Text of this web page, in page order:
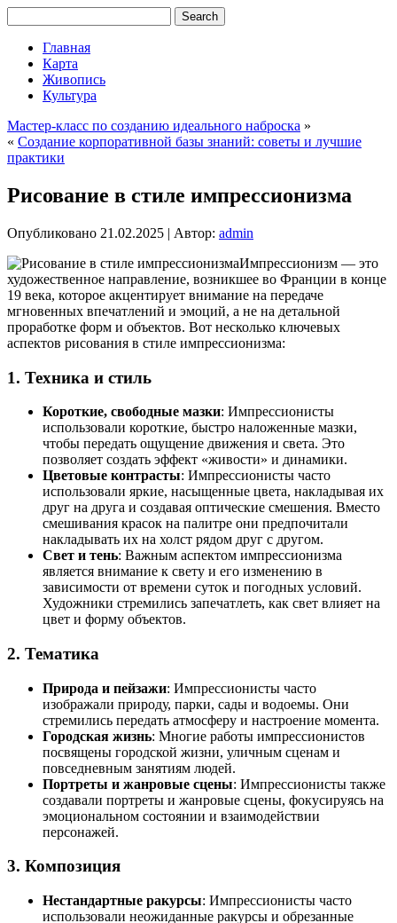
Главная
Карта
Живопись
Культура
Мастер-класс по созданию идеального наброска »
« Создание корпоративной базы знаний: советы и лучшие
практики
Рисование в стиле импрессионизма
Опубликовано 21.02.2025 | Автор: admin
Импрессионизм — это
художественное направление, возникшее во Франции в конце
19 века, которое акцентирует внимание на передаче
мгновенных впечатлений и эмоций, а не на детальной
проработке форм и объектов. Вот несколько ключевых
аспектов рисования в стиле импрессионизма:
1. Техника и стиль
Короткие, свободные мазки: Импрессионисты
использовали короткие, быстро наложенные мазки,
чтобы передать ощущение движения и света. Это
позволяет создать эффект «живости» и динамики.
Цветовые контрасты: Импрессионисты часто
использовали яркие, насыщенные цвета, накладывая их
друг на друга и создавая оптические смешения. Вместо
смешивания красок на палитре они предпочитали
накладывать их на холст рядом друг с другом.
Свет и тень: Важным аспектом импрессионизма
является внимание к свету и его изменению в
зависимости от времени суток и погодных условий.
Художники стремились запечатлеть, как свет влияет на
цвет и форму объектов.
2. Тематика
Природа и пейзажи: Импрессионисты часто
изображали природу, парки, сады и водоемы. Они
стремились передать атмосферу и настроение момента.
Городская жизнь: Многие работы импрессионистов
посвящены городской жизни, уличным сценам и
повседневным занятиям людей.
Портреты и жанровые сцены: Импрессионисты также
создавали портреты и жанровые сцены, фокусируясь на
эмоциональном состоянии и взаимодействии
персонажей.
3. Композиция
Нестандартные ракурсы: Импрессионисты часто
использовали неожиданные ракурсы и обрезанные